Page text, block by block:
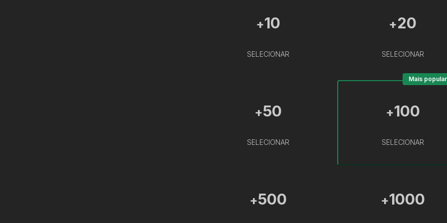
+10
SELECIONAR
+20
SELECIONAR
+50
SELECIONAR
+100
SELECIONAR
Mais popular
+500 +1000